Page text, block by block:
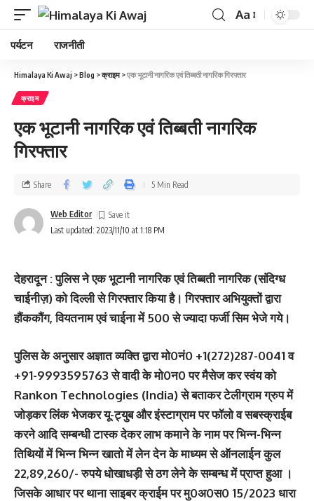
Aa
पर्यटन राजनीती
Himalaya Ki Awaj >Blog >क्राइम>एक भूटानी नागरिक एवं तिब्बती नागरिक गिरफ्तार
क्राइम
एक भूटानी नागरिक एवं तिब्बती नागरिक
गिरफ्तार
Last updated: 2023/11/10 at 1:18 PM
Web Editor
Share 5 Min Read
देहरादून : पुलिस ने एक भूटानी नागरिक एवं तिब्बती नागरिक (संदिग्ध
चाईनीज़) को दिल्ली से गिरफ्तार किया है। गिरफ्तार अभियुक्तों द्वारा
हौंककौंग, वियतनाम एवं चाईना में 500 से ज्यादा फर्जी सिम भेजे गये।
पुलिस के अनुसार अज्ञात व्यक्ति द्वारा मो0नं0 +1(272)287-0041 व
+91-9993595763 से वादी के मो0न0 पर मैसेज कर स्वंय को
Rankon Technologies (India) से बताकर टेलीग्राम ग्रुप में
जोड़कर लिंक भेजकर यू-ट्युब और इंस्टाग्राम पर फॉलो व सबस्क्राईब
करने आदि सम्बन्धी टास्क देकर लाभ कमाने के नाम पर भिन्न-भिन्न
तिथियों में भिन्न भिन्न खातो में लेन देन के माध्यम से ऑनलाईन कुल
22,89,260/- रुपये धोखाधड़ी से ठग लेने के सम्बन्ध में प्राप्त हुआ ।
जिसके आधार पर थाना साइबर क्राईम पर मु0अ0स0 15/2023 धारा